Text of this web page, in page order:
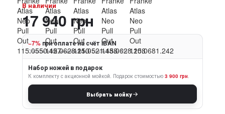
В наличии
17 940 грн
−7% при оплате на счёт IBAN
Оплатите по реквизитам и сэкономьте 7%
Набор ножей в подарок
К комплекту с акционной мойкой. Подарок стоимостью 3 900 грн.
Выбрать мойку